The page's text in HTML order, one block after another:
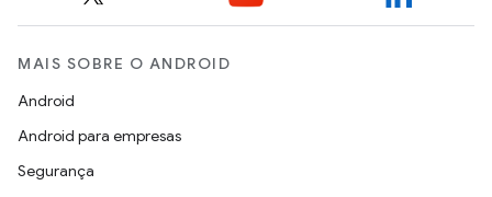
MAIS SOBRE O ANDROID
Android
Android para empresas
Segurança